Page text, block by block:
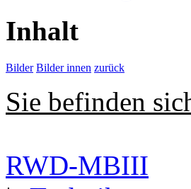
Inhalt
Bilder Bilder innen zurück
Sie befinden
RWD-MBIII